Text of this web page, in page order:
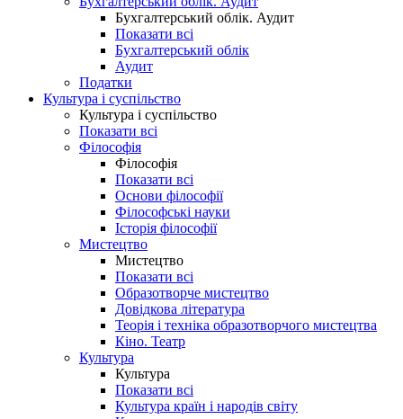
Бухгалтерський облік. Аудит
Показати всі
Бухгалтерський облік
Аудит
Податки
Культура і суспільство
Культура і суспільство
Показати всі
Філософія
Філософія
Показати всі
Основи філософії
Філософські науки
Історія філософії
Мистецтво
Мистецтво
Показати всі
Образотворче мистецтво
Довідкова література
Теорія і техніка образотворчого мистецтва
Кіно. Театр
Культура
Культура
Показати всі
Культура країн і народів світу